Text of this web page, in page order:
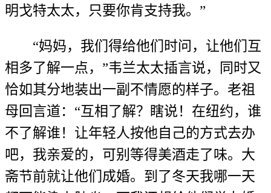
明戈特太太，只要你肯支持我。”
“妈妈，我们得给他们时问，让他们互
相多了解一点，”韦兰太太插言说，同时又
恰如其分地装出一副不情愿的样子。老祖
母回言道：“互相了解？瞎说！在纽约，谁
不了解谁！让年轻人按他自己的方式去办
吧，我亲爱的，可别等得美酒走了味。大
斋节前就让他们成婚。到了冬天我哪一天